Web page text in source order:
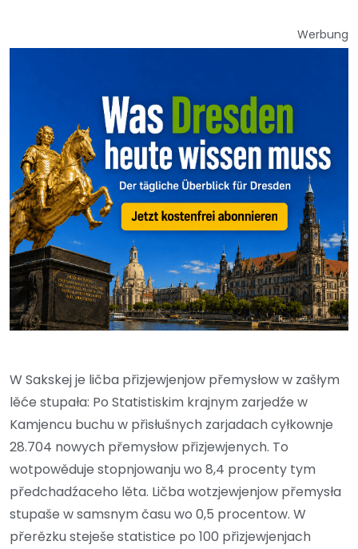
Werbung
W Sakskej je ličba přizjewjenjow přemysłow w zašłym
lěće stupała: Po Statistiskim krajnym zarjedźe w
Kamjencu buchu w přisłušnych zarjadach cyłkownje
28.704 nowych přemysłow přizjewjenych. To
wotpowěduje stopnjowanju wo 8,4 procenty tym
předchadźaceho lěta. Ličba wotzjewjenjow přemysła
stupaše w samsnym času wo 0,5 procentow. W
přerězku steješe statistice po 100 přizjewjenjach